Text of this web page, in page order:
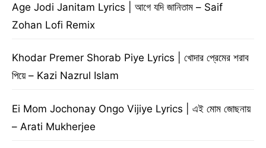
Age Jodi Janitam Lyrics | আগে যদি জানিতাম – Saif
Zohan Lofi Remix
Khodar Premer Shorab Piye Lyrics | খোদার প্রেমের শরাব
পিয়ে – Kazi Nazrul Islam
Ei Mom Jochonay Ongo Vijiye Lyrics | এই মোম জোছনায়
– Arati Mukherjee